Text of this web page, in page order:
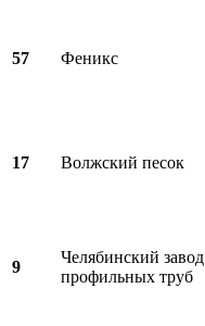
57 Феникс
17 Волжский песок
9
Челябинский завод
профильных труб